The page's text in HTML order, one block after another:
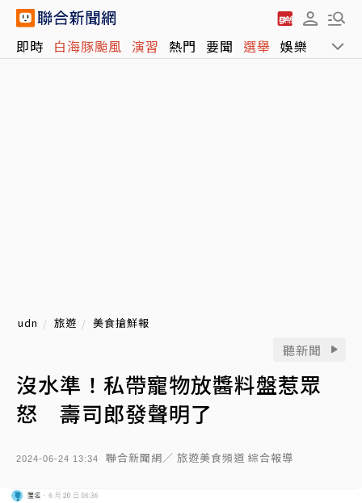
即時 白海豚颱風 演習 熱門 要聞 選舉 娛樂 運動
udn 旅遊 美食搶鮮報
聽新聞
沒水準！私帶寵物放醬料盤惹眾
怒 壽司郎發聲明了
2024-06-24 13:34 聯合新聞網／ 旅遊美食頻道 綜合報導